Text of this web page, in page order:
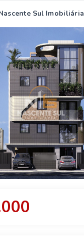
Sul Imobiliária